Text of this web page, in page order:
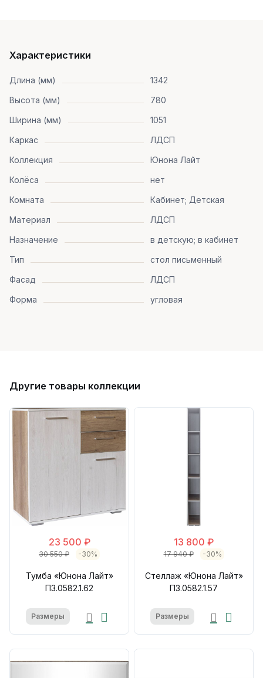
Характеристики
Длина (мм)
1342
Высота (мм)
780
Ширина (мм)
1051
Каркас
ЛДСП
Коллекция
Юнона Лайт
Колёса
нет
Комната
Кабинет; Детская
Материал
ЛДСП
Назначение
в детскую; в кабинет
Тип
стол письменный
Фасад
ЛДСП
Форма
угловая
Другие товары коллекции
23 500 ₽
30 550 ₽ -30%
Тумба «Юнона Лайт»
П3.0582.1.62
Размеры
13 800 ₽
17 940 ₽ -30%
Стеллаж «Юнона Лайт»
П3.0582.1.57
Размеры